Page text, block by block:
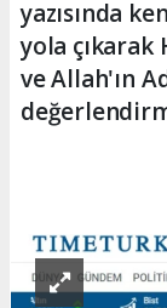
yazısında
yola
ve Allah'ın